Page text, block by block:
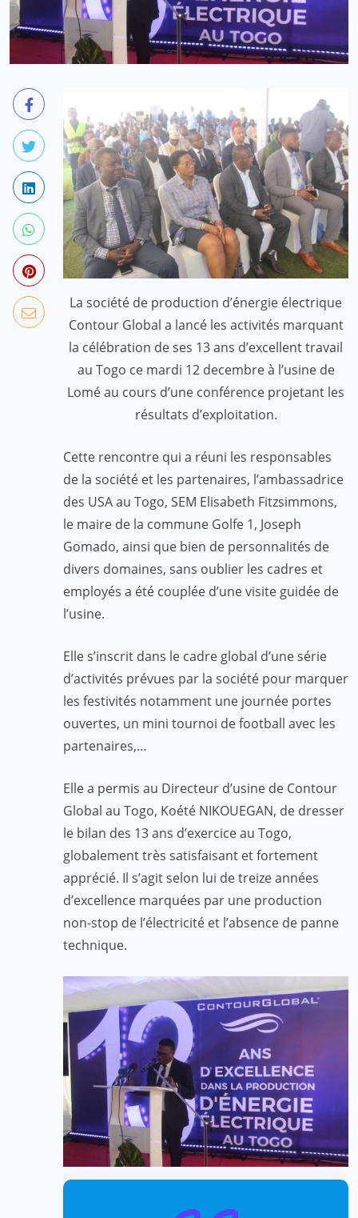
La société de production d’énergie électrique
Contour Global a lancé les activités marquant
la célébration de ses 13 ans d’excellent travail
au Togo ce mardi 12 decembre à l’usine de
Lomé au cours d’une conférence projetant les
résultats d’exploitation.
Cette rencontre qui a réuni les responsables
de la société et les partenaires, l’ambassadrice
des USA au Togo, SEM Elisabeth Fitzsimmons,
le maire de la commune Golfe 1, Joseph
Gomado, ainsi que bien de personnalités de
divers domaines, sans oublier les cadres et
employés a été couplée d’une visite guidée de
l’usine.
Elle s’inscrit dans le cadre global d’une série
d’activités prévues par la société pour marquer
les festivités notamment une journée portes
ouvertes, un mini tournoi de football avec les
partenaires,…
Elle a permis au Directeur d’usine de Contour
Global au Togo, Koété NIKOUEGAN, de dresser
le bilan des 13 ans d’exercice au Togo,
globalement très satisfaisant et fortement
apprécié. Il s’agit selon lui de treize années
d’excellence marquées par une production
non-stop de l’électricité et l’absence de panne
technique.